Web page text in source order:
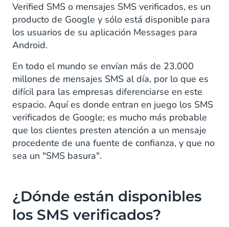
¿Cuál es la diferencia entre los SMS
verificados y la mensajería empresarial RCS?
¿Cuál es la diferencia entre SMS verificados y
Google's Business Messages?
¿Cómo puedo empezar a verificar los
mensajes de las empresas?
Cómo integrar la API de mensajería
empresarial de CM.com
Verified SMS o mensajes SMS verificados, es un
producto de Google y sólo está disponible para
los usuarios de su aplicación Messages para
Android.
En todo el mundo se envían más de 23.000
millones de mensajes SMS al día, por lo que es
difícil para las empresas diferenciarse en este
espacio. Aquí es donde entran en juego los SMS
verificados de Google; es mucho más probable
que los clientes presten atención a un mensaje
procedente de una fuente de confianza, y que no
sea un "SMS basura".
¿Dónde están disponibles
los SMS verificados?